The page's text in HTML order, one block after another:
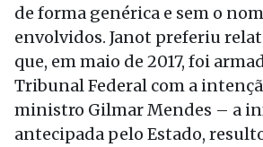
de forma genérica e sem o
envolvidos. Janot preferiu
que, em maio de 2017, foi
Tribunal Federal com a
ministro Gilmar Mendes – a
antecipada pelo Estado,